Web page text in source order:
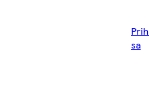
sa